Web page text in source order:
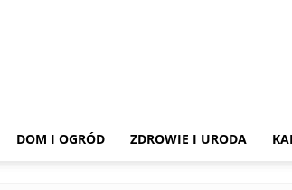
DOM I OGRÓD ZDROWIE I URODA